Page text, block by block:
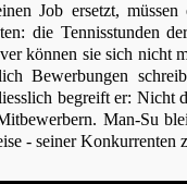
Job ersetzt,
die Tennisstunden
können sie sich nicht
Bewerbungen
begreift er: Nicht
Man-Su
- seiner Konkurrenten